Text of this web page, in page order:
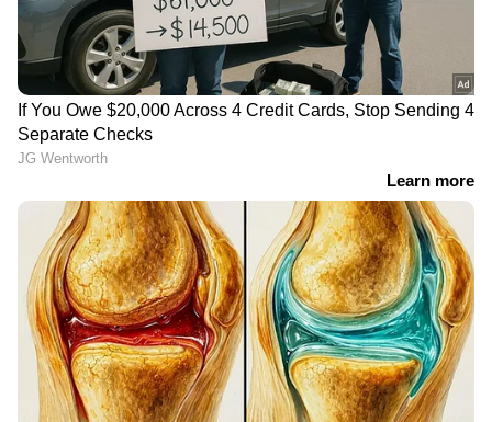
നേരത്തെ, ദേശീയ മാധ്യമത്തോട്
സംസാരിച്ചപ്പോഴും ഷമി പിന്തുണ
അറിയിച്ചിരുന്നു. അര്‍ഷ്ദീപിന്റെ അവസ്ഥ
തനിക്ക് മനസിലാവുമെന്നാണ് ഷമി പറയുന്നത്.
വെള്ളക്കെട്ട്
കെ എസ് ഇ ബി ഒറ്റത്തവണ
കുടിശിക തീർപ്പാക്കൽ പദ്ധതി
നിലവിൽ വന്നു; ഇന്ന്